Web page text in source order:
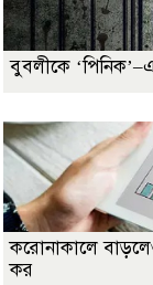
বুবলীকে
করোনাকালে
কর